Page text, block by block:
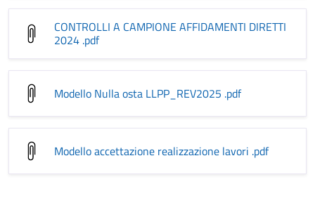
CONTROLLI A CAMPIONE AFFIDAMENTI DIRETTI
2024 .pdf
Modello Nulla osta LLPP_REV2025 .pdf
Modello accettazione realizzazione lavori .pdf